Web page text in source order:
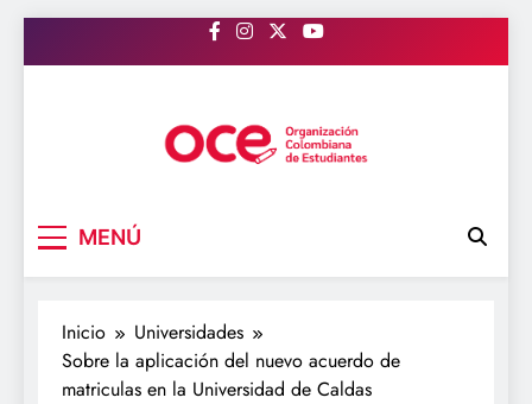
al
MENÚ
Inicio
Universidades
Sobre la aplicación del nuevo acuerdo de
matriculas en la Universidad de Caldas